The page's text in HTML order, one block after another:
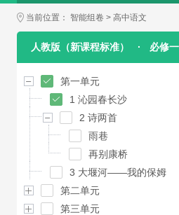
当前位置： 智能组卷 > 高中语文
人教版（新课程标准） · 必修一
第一单元
1 沁园春长沙
2 诗两首
雨巷
再别康桥
3 大堰河——我的保姆
第二单元
第三单元